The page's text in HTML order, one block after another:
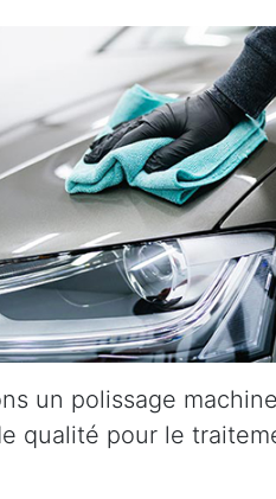
un polissage
qualité pour le